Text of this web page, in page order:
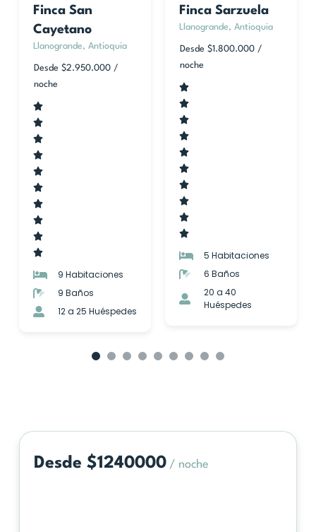
Finca San
Cayetano
Llanogrande, Antioquia
Desde $2.950.000 /
noche
9 Habitaciones
9 Baños
12 a 25 Huéspedes
Finca Sarzuela
Llanogrande, Antioquia
Desde $1.800.000 /
noche
5 Habitaciones
6 Baños
20 a 40
Huéspedes
Desde $1240000 / noche